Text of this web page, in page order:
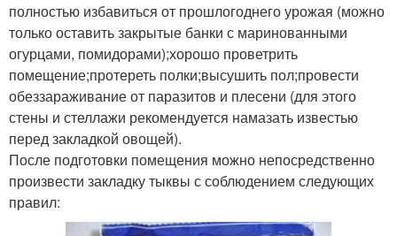
полностью избавиться от прошлогоднего урожая (можно
только оставить закрытые банки с маринованными
огурцами, помидорами);хорошо проветрить
помещение;протереть полки;высушить пол;провести
обеззараживание от паразитов и плесени (для этого
стены и стеллажи рекомендуется намазать известью
перед закладкой овощей).
После подготовки помещения можно непосредственно
произвести закладку тыквы с соблюдением следующих
правил: